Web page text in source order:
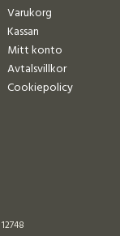
Varukorg
Kassan
Mitt konto
Avtalsvillkor
Cookiepolicy